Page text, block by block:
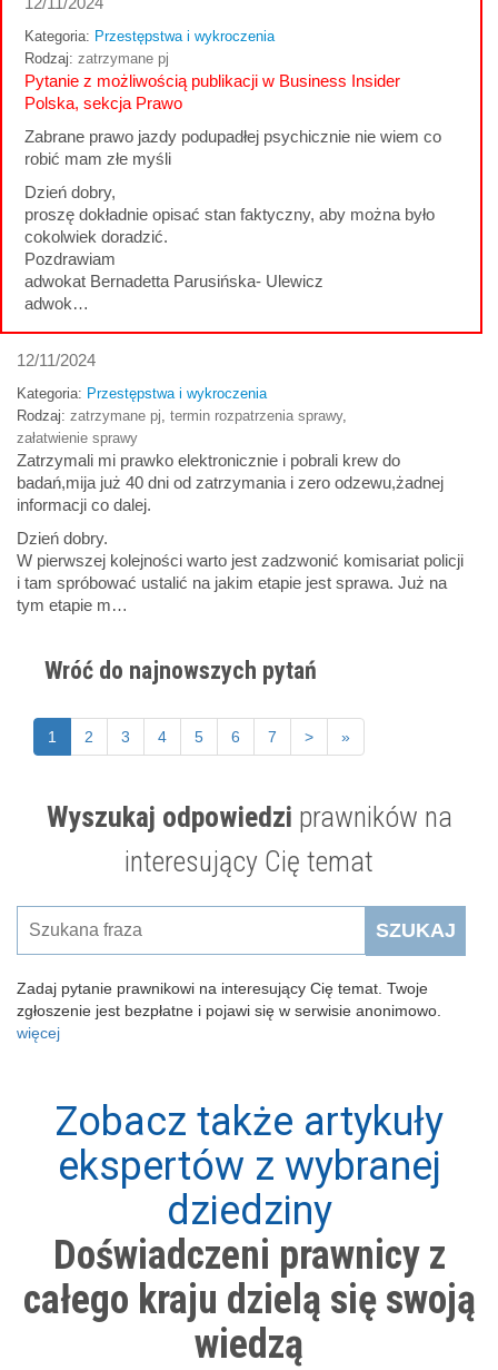
Wyszukaj odpowiedzi prawników na
interesujący Cię temat
SZUKAJ
Zadaj pytanie prawnikowi na interesujący Cię temat. Twoje
zgłoszenie jest bezpłatne i pojawi się w serwisie anonimowo.
więcej
Kategoria: Przestępstwa i wykroczenia
Rodzaj: zatrzymane pj
Pytanie z możliwością publikacji w Business Insider
Polska, sekcja Prawo
Zabrane prawo jazdy podupadłej psychicznie nie wiem co
robić mam złe myśli
Dzień dobry,
proszę dokładnie opisać stan faktyczny, aby można było
cokolwiek doradzić.
Pozdrawiam
adwokat Bernadetta Parusińska- Ulewicz
adwok…
12/11/2024
Kategoria: Przestępstwa i wykroczenia
Rodzaj: zatrzymane pj termin rozpatrzenia sprawy,
załatwienie sprawy
Zatrzymali mi prawko elektronicznie i pobrali krew do
badań,mija już 40 dni od zatrzymania i zero odzewu,żadnej
informacji co dalej.
Dzień dobry.
W pierwszej kolejności warto jest zadzwonić komisariat policji
i tam spróbować ustalić na jakim etapie jest sprawa. Już na
tym etapie m…
Wróć do najnowszych pytań
1 2 3 4 5 6 7 > »
Zobacz także artykuły
ekspertów z wybranej
dziedziny
Doświadczeni prawnicy z
całego kraju dzielą się swoją
wiedzą